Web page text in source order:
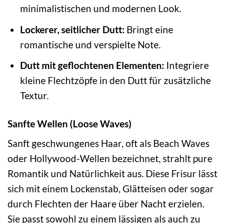
minimalistischen und modernen Look.
Lockerer, seitlicher Dutt: Bringt eine
romantische und verspielte Note.
Dutt mit geflochtenen Elementen: Integriere
kleine Flechtzöpfe in den Dutt für zusätzliche
Textur.
Sanfte Wellen (Loose Waves)
Sanft geschwungenes Haar, oft als Beach Waves
oder Hollywood-Wellen bezeichnet, strahlt pure
Romantik und Natürlichkeit aus. Diese Frisur lässt
sich mit einem Lockenstab, Glätteisen oder sogar
durch Flechten der Haare über Nacht erzielen.
Sie passt sowohl zu einem lässigen als auch zu